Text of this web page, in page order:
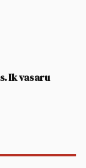
Ik vasaru